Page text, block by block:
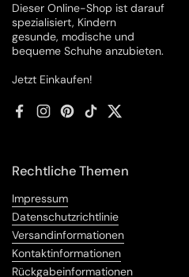
Dieser Online-Shop ist darauf
spezialisiert, Kindern
gesunde, modische und
bequeme Schuhe anzubieten.
Jetzt Einkaufen!
FacebookInstagram
Pinterest
TikTokTwitter
Rechtliche Themen
Impressum
Datenschutzrichtlinie
Versandinformationen
Kontaktinformationen
Rückgabeinformationen